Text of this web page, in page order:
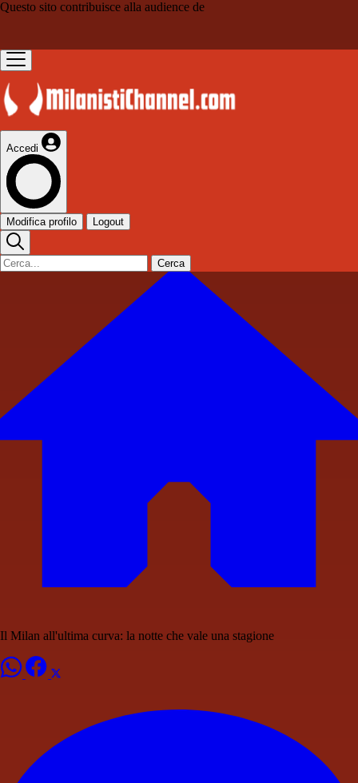
Questo sito contribuisce alla audience de
Accedi
Modifica profilo Logout
Cerca
Il Milan all'ultima curva: la notte che vale una stagione